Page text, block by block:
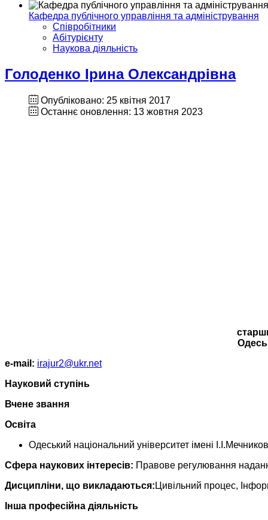
Кафедра публічного управління та адміністрування
Співробітники
Абітурієнту
Наукова діяльність
Голоденко Ірина Олександрівна
Опубліковано: 25 квітня 2017
Останнє оновлення: 13 жовтня 2023
е-mail: irajur2@ukr.net
Науковий ступінь
Вчене звання
Освіта
Одеський національний університет імені
Сфера наукових інтересів: Правове регулювання
Дисципліни, що викладаються: Цивільний процес,
Інша професійна діяльність